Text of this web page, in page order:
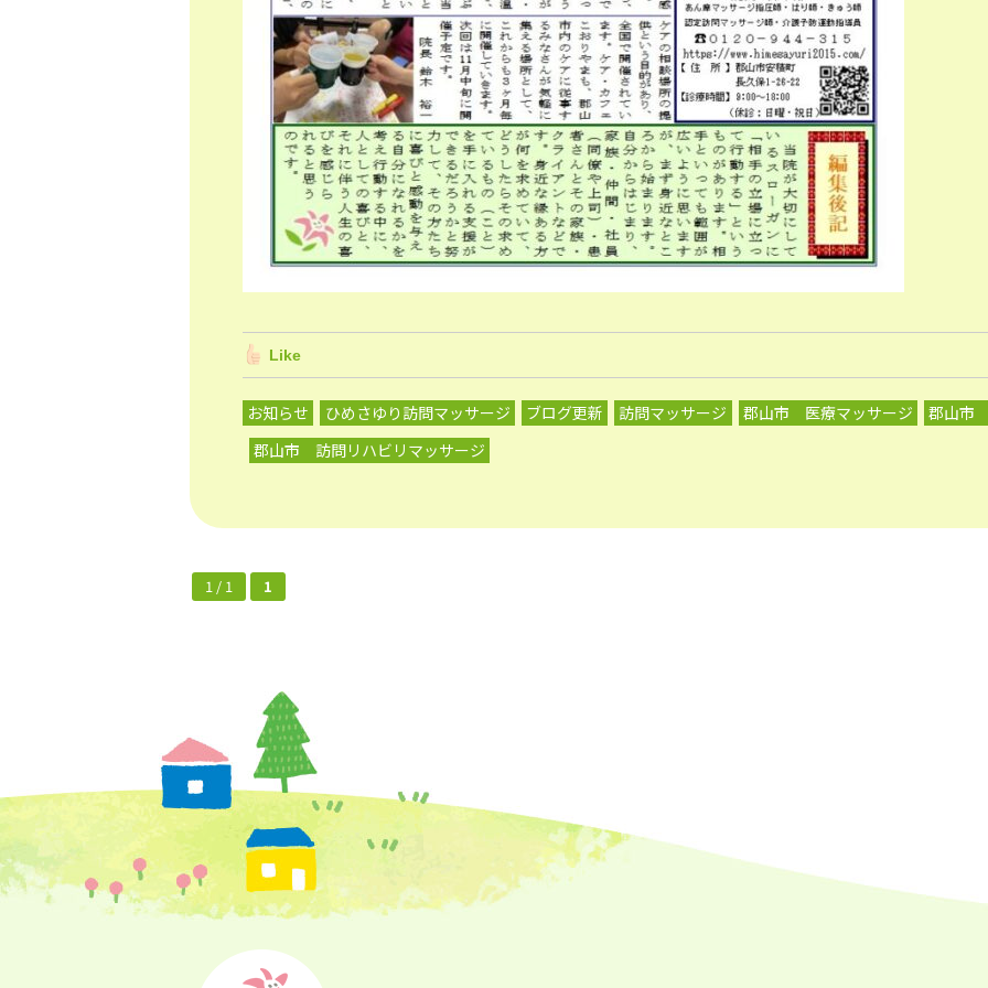
Like
お知らせ ひめさゆり訪問マッサージ ブログ更新 訪問マッサージ 郡山市 医療マッサージ
郡山市
郡山市 訪問リハビリマッサージ
1 / 1 1